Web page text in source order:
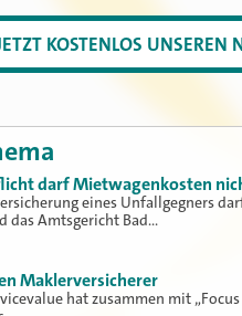
KOSTENLOS UNSEREN
darf Mietwagenkosten
eines Unfallgegners
das Amtsgericht Bad…
Maklerversicherer
hat zusammen mit